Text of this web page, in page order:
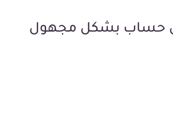
حساب بشكل مجهول